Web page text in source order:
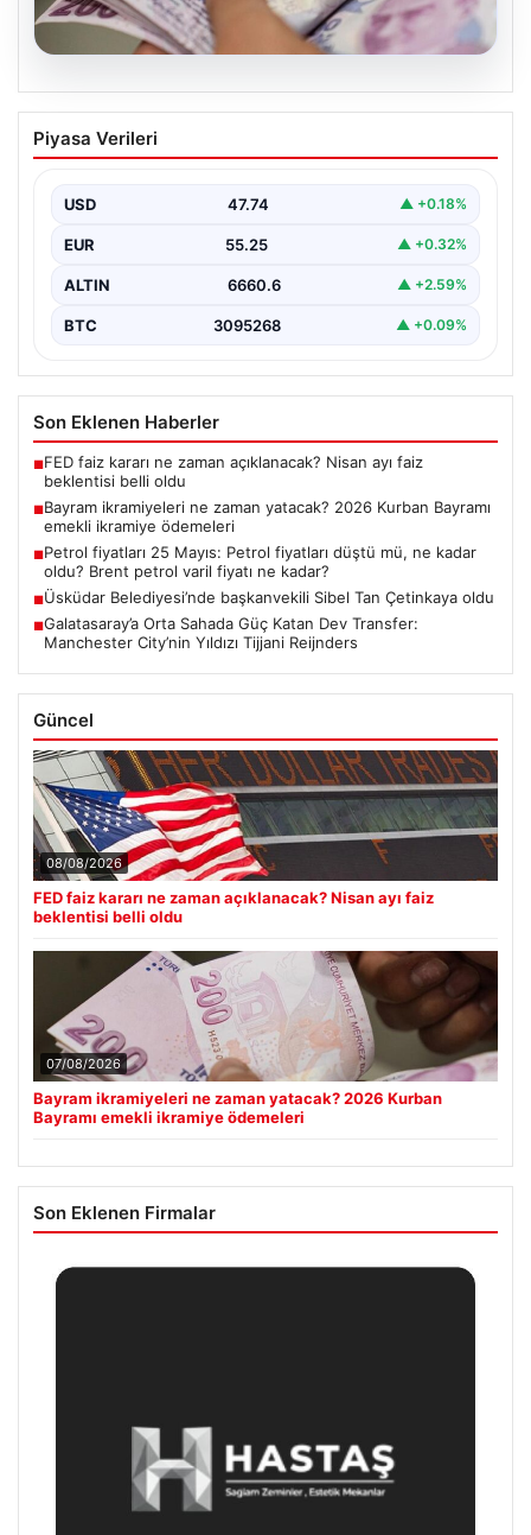
Bayram ikramiyeleri ne zaman yatacak?
2026 Kurban Bayramı emekli ikramiye
Piyasa Verileri
USD 47.74 ▲ +0.18%
EUR 55.25 ▲ +0.32%
ALTIN 6660.6 ▲ +2.59%
BTC 3095268 ▲ +0.09%
Son Eklenen Haberler
■FED faiz kararı ne zaman açıklanacak? Nisan ayı faiz
beklentisi belli oldu
■Bayram ikramiyeleri ne zaman yatacak? 2026 Kurban Bayramı
emekli ikramiye ödemeleri
■Petrol fiyatları 25 Mayıs: Petrol fiyatları düştü mü, ne kadar
oldu? Brent petrol varil fiyatı ne kadar?
■Üsküdar Belediyesi’nde başkanvekili Sibel Tan Çetinkaya oldu
■Galatasaray’a Orta Sahada Güç Katan Dev Transfer:
Manchester City’nin Yıldızı Tijjani Reijnders
Güncel
08/08/2026
FED faiz kararı ne zaman açıklanacak? Nisan ayı faiz
beklentisi belli oldu
07/08/2026
Bayram ikramiyeleri ne zaman yatacak? 2026 Kurban
Bayramı emekli ikramiye ödemeleri
Son Eklenen Firmalar